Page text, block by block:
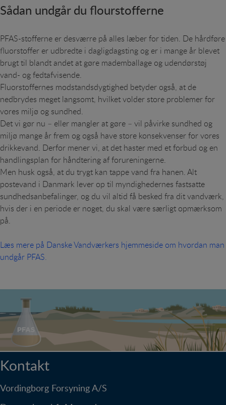
Sådan undgår du flourstofferne
PFAS-stofferne er desværre på alles læber for tiden. De hårdføre
fluorstoffer er udbredte i dagligdagsting og er i mange år blevet
brugt til blandt andet at gøre mademballage og udendørstøj
vand- og fedtafvisende.
Fluorstoffernes modstandsdygtighed betyder også, at de
nedbrydes meget langsomt, hvilket volder store problemer for
vores miljø og sundhed.
Det vi gør nu – eller mangler at gøre – vil påvirke sundhed og
miljø mange år frem og også have store konsekvenser for vores
drikkevand. Derfor mener vi, at det haster med et forbud og en
handlingsplan for håndtering af forureningerne.
Men husk også, at du trygt kan tappe vand fra hanen. Alt
postevand i Danmark lever op til myndighedernes fastsatte
sundhedsanbefalinger, og du vil altid få besked fra dit vandværk,
hvis der i en periode er noget, du skal være særligt opmærksom
på.
Læs mere på Danske Vandværkers hjemmeside om hvordan man
undgår PFAS.
Kontakt
Vordingborg Forsyning A/S